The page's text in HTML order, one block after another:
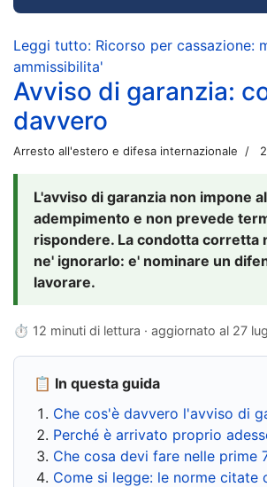
Leggi tutto: Ricorso per cassazione:
ammissibilita'
Avviso di garanzia:
davvero
Arresto all'estero e difesa internazionale
L'avviso di garanzia non impone
adempimento e non prevede
rispondere. La condotta corretta
ne' ignorarlo: e' nominare un
lavorare.
⏱ 12 minuti di lettura · aggiornato al 27
📋 In questa guida
Che cos'è davvero l'avviso di
Perché è arrivato proprio
Che cosa devi fare nelle prime
Come si legge: le norme citate